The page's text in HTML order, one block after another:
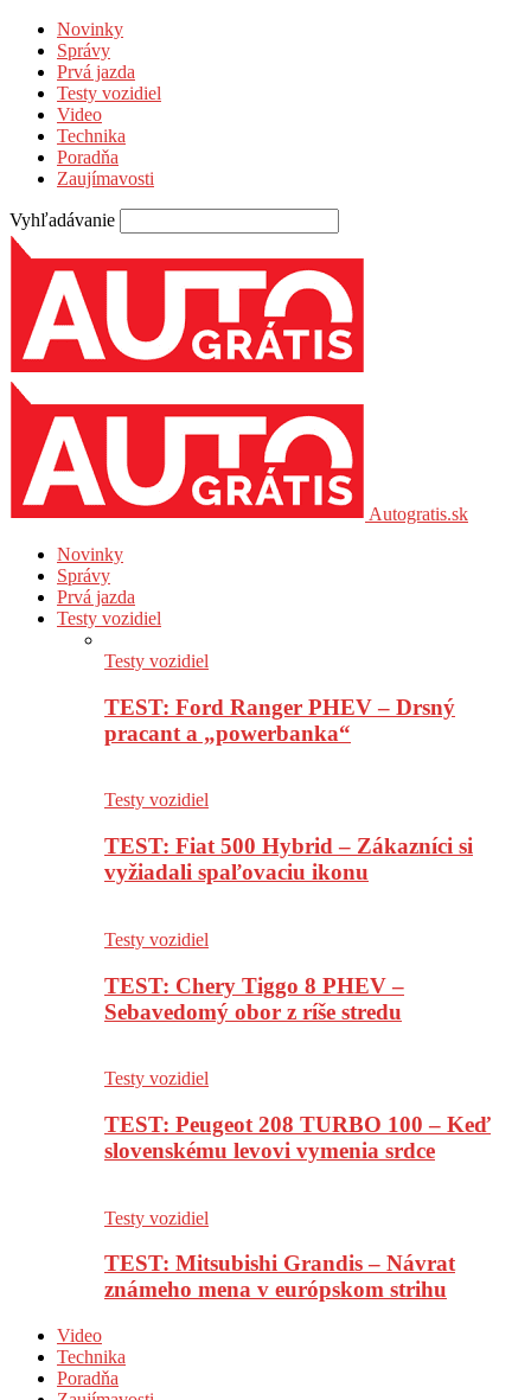
Novinky
Správy
Prvá jazda
Testy vozidiel
Video
Technika
Poradňa
Zaujímavosti
Vyhľadávanie
Autogratis.sk
Novinky
Správy
Prvá jazda
Testy vozidiel
Testy vozidiel
TEST: Ford Ranger PHEV – Drsný
pracant a „powerbanka“
Testy vozidiel
TEST: Fiat 500 Hybrid – Zákazníci si
vyžiadali spaľovaciu ikonu
Testy vozidiel
TEST: Chery Tiggo 8 PHEV –
Sebavedomý obor z ríše stredu
Testy vozidiel
TEST: Peugeot 208 TURBO 100 – Keď
slovenskému levovi vymenia srdce
Testy vozidiel
TEST: Mitsubishi Grandis – Návrat
známeho mena v európskom strihu
Video
Technika
Poradňa